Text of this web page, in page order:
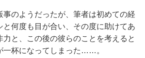
事のようだったが、筆者は初めての経
と何度も目が合い、その度に助けてあ
力と、この後の彼らのことを考えると
一杯になってしまった……。